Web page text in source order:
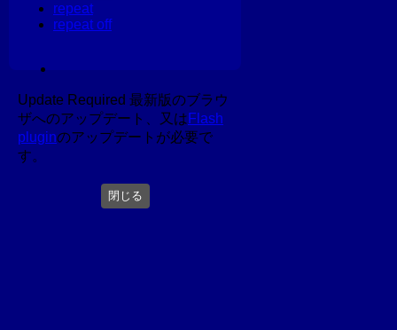
repeat
repeat off
Update Required 最新版のブラウ
ザへのアップデート、又は Flash
pluginのアップデートが必要で
す。